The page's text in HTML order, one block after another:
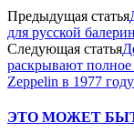
Предыдущая статья
для русской
Следующая статья
раскрывают полное
Zeppelin в 1977 году
ЭТО МОЖЕТ